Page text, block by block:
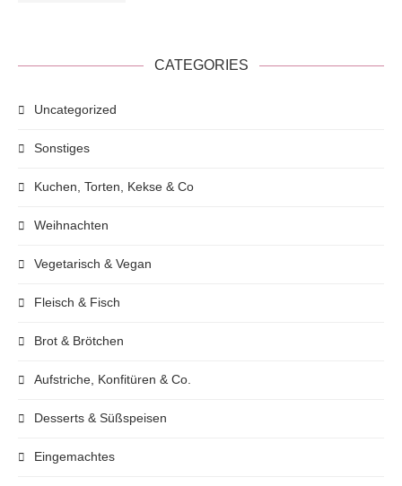
CATEGORIES
Uncategorized
Sonstiges
Kuchen, Torten, Kekse & Co
Weihnachten
Vegetarisch & Vegan
Fleisch & Fisch
Brot & Brötchen
Aufstriche, Konfitüren & Co.
Desserts & Süßspeisen
Eingemachtes